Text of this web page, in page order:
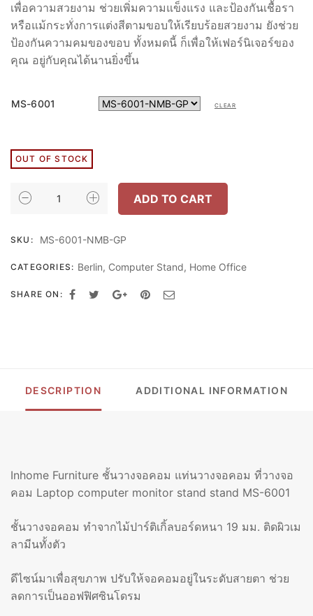
เพื่อความสวยงาม ช่วยเพิ่มความแข็งแรง และป้องกันเชื้อรา
หรือแม้กระทั่งการแต่งสีตามขอบให้เรียบร้อยสวยงาม ยังช่วย
ป้องกันความคมของขอบ ทั้งหมดนี้ ก็เพื่อให้เฟอร์นิเจอร์ของ
คุณ อยู่กับคุณได้นานยิ่งขึ้น
MS-6001 CLEAR
OUT OF STOCK
คอม
สี
หิน
QUANTITY
ADD TO CART
SKU: MS-6001-NMB-GP
CATEGORIES: Berlin, Computer Stand, Home Office
SHARE ON:
DESCRIPTION ADDITIONAL INFORMATION
Inhome Furniture ชั้นวางจอคอม แท่นวางจอคอม ที่วางจอ
คอม Laptop computer monitor stand stand MS-6001
ชั้นวางจอคอม ทำจากไม้ปาร์ติเกิ้ลบอร์ดหนา 19 มม. ติดผิวเม
ลามีนทั้งตัว
ดีไซน์มาเพื่อสุขภาพ ปรับให้จอคอมอยู่ในระดับสายตา ช่วย
ลดการเป็นออฟฟิศซินโดรม